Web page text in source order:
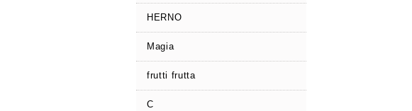
HERNO
Magia
frutti frutta
C